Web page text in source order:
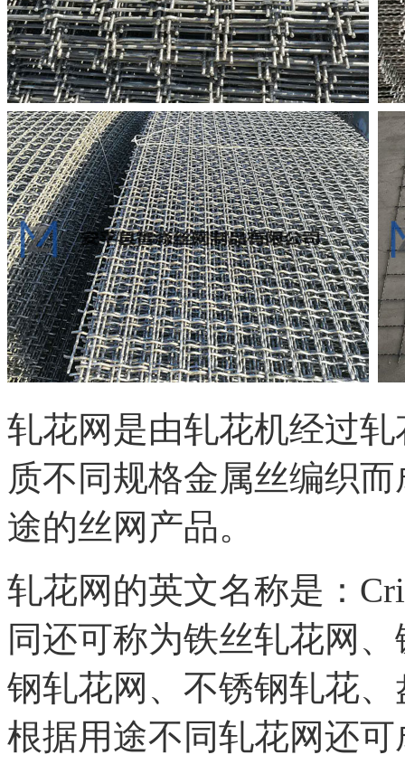
轧花网是由轧花机经过
质不同规格金属丝编织
途的丝网产品。
轧花网的英文名称是：
同还可称为铁丝轧花网
钢轧花网、不锈钢轧花
根据用途不同轧花网还